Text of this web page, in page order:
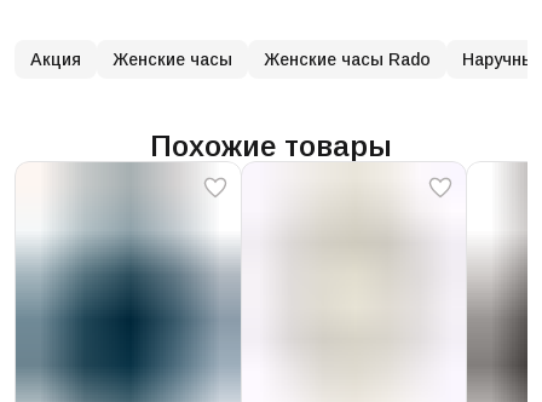
Акция Женские часы Женские часы Rado
Похожие товары